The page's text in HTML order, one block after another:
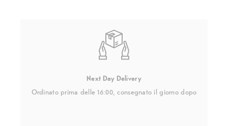
Next Day Delivery
Ordinato prima delle 16:00, consegnato il giorno dopo